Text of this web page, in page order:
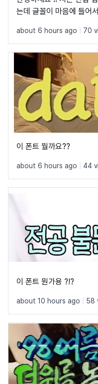
는데 글꼴이 마음에 들어서 이걸
이 글꼴 가지고싶어요 ㅠ
about 6 hours ago 70
이 폰트 뭘까요??
about 6 hours ago 44
이 폰트 뭔가용 ?!?
about 10 hours ago 58